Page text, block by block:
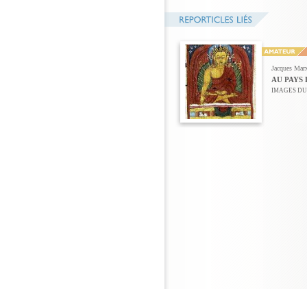
Jacques
AU
IMAGES